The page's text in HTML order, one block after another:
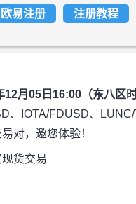
欧易注册 注册教程
12月05日16:00（东八区时
、IOTA/FDUSD、
对，邀您体验！
货交易